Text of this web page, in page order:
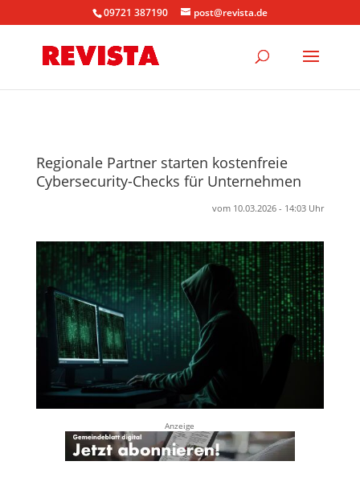
09721 387190 post@revista.de
Regionale Partner starten kostenfreie
Cybersecurity-Checks für Unternehmen
vom 10.03.2026 - 14:03 Uhr
Anzeige